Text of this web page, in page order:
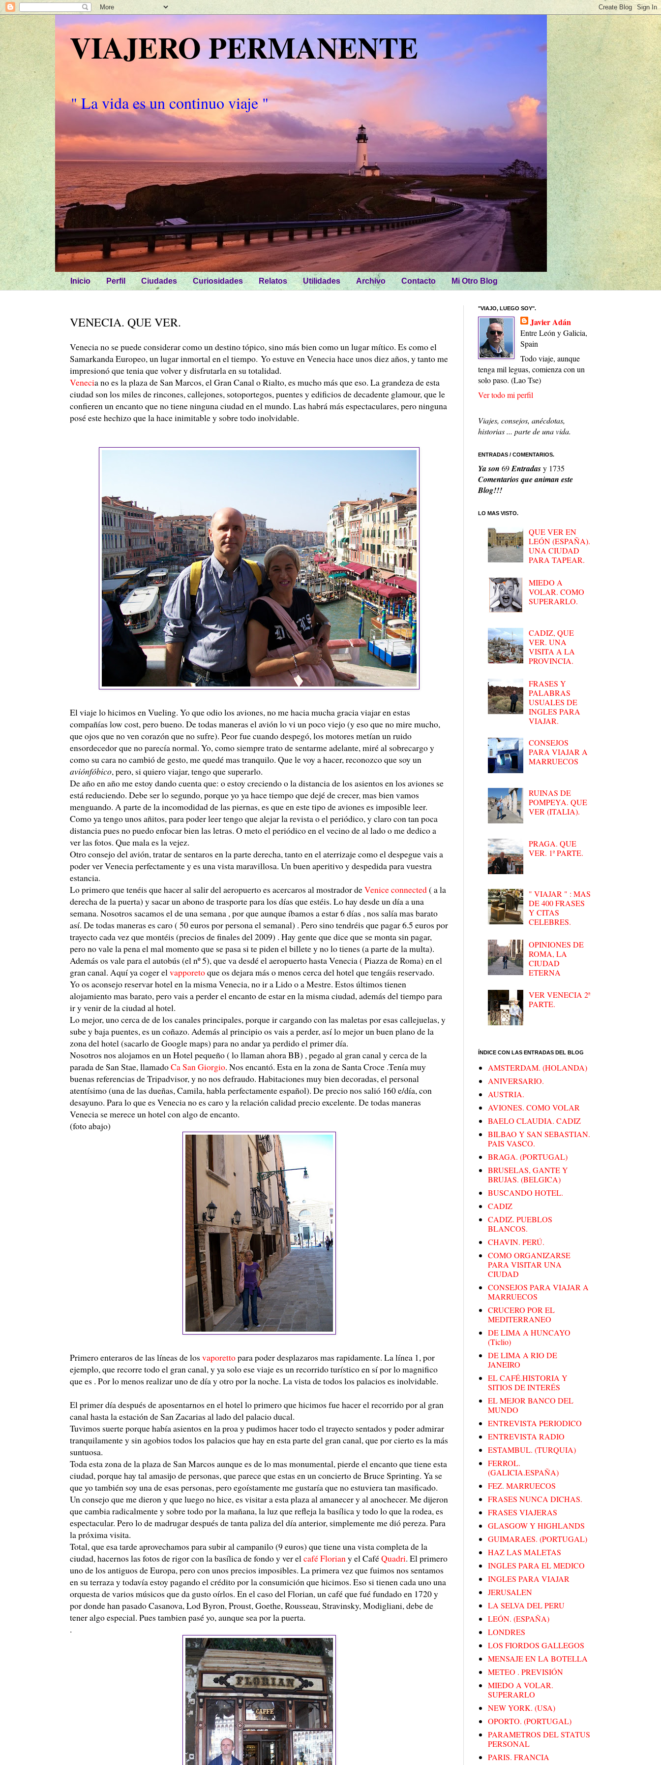
VIAJERO PERMANENTE
" La vida es un continuo viaje "
Inicio Perfil Ciudades Curiosidades Relatos Utilidades Archivo Contacto Mi Otro Blog
VENECIA. QUE VER.
Venecia no se puede considerar como un destino tópico, sino más bien como un lugar mítico. Es como el
Samarkanda Europeo, un lugar inmortal en el tiempo. Yo estuve en Venecia hace unos diez años, y tanto me
impresionó que tenia que volver y disfrutarla en su totalidad.
Venecia no es la plaza de San Marcos, el Gran Canal o Rialto, es mucho más que eso. La grandeza de esta
ciudad son los miles de rincones, callejones, sotoportegos, puentes y edificios de decadente glamour, que le
confieren un encanto que no tiene ninguna ciudad en el mundo. Las habrá más espectaculares, pero ninguna
posé este hechizo que la hace inimitable y sobre todo inolvidable.
El viaje lo hicimos en Vueling. Yo que odio los aviones, no me hacia mucha gracia viajar en estas
compañías low cost, pero bueno. De todas maneras el avión lo vi un poco viejo (y eso que no mire mucho,
que ojos que no ven corazón que no sufre). Peor fue cuando despegó, los motores metían un ruido
ensordecedor que no parecía normal. Yo, como siempre trato de sentarme adelante, miré al sobrecargo y
como su cara no cambió de gesto, me quedé mas tranquilo. Que le voy a hacer, reconozco que soy un
aviónfóbico, pero, si quiero viajar, tengo que superarlo.
De año en año me estoy dando cuenta que: o estoy creciendo o la distancia de los asientos en los aviones se
está reduciendo. Debe ser lo segundo, porque yo ya hace tiempo que dejé de crecer, mas bien vamos
menguando. A parte de la incomodidad de las piernas, es que en este tipo de aviones es imposible leer.
Como ya tengo unos añitos, para poder leer tengo que alejar la revista o el periódico, y claro con tan poca
distancia pues no puedo enfocar bien las letras. O meto el periódico en el vecino de al lado o me dedico a
ver las fotos. Que mala es la vejez.
Otro consejo del avión, tratar de sentaros en la parte derecha, tanto en el aterrizaje como el despegue vais a
poder ver Venecia perfectamente y es una vista maravillosa. Un buen aperitivo y despedida para vuestra
estancia.
Lo primero que tenéis que hacer al salir del aeropuerto es acercaros al mostrador deVenice connected( a la
derecha de la puerta) y sacar un abono de trasporte para los días que estéis. Lo hay desde un día a una
semana. Nosotros sacamos el de una semana , por que aunque íbamos a estar 6 días , nos salía mas barato
así. De todas maneras es caro ( 50 euros por persona el semanal) . Pero sino tendréis que pagar 6.5 euros por
trayecto cada vez que montéis (precios de finales del 2009) . Hay gente que dice que se monta sin pagar,
pero no vale la pena el mal momento que se pasa si te piden el billete y no lo tienes (a parte de la multa).
Además os vale para el autobús (el nº 5), que va desdé el aeropuerto hasta Venecia ( Piazza de Roma) en el
gran canal. Aquí ya coger el vapporetoque os dejara más o menos cerca del hotel que tengáis reservado.
Yo os aconsejo reservar hotel en la misma Venecia, no ir a Lido o a Mestre. Estos últimos tienen
alojamiento mas barato, pero vais a perder el encanto de estar en la misma ciudad, además del tiempo para
ir y venir de la ciudad al hotel.
Lo mejor, uno cerca de de los canales principales, porque ir cargando con las maletas por esas callejuelas, y
sube y baja puentes, es un coñazo. Además al principio os vais a perder, así lo mejor un buen plano de la
zona del hotel (sacarlo de Google maps) para no andar ya perdido el primer día.
Nosotros nos alojamos en un Hotel pequeño ( lo llaman ahora BB) , pegado al gran canal y cerca de la
parada de San Stae, llamadoCa San Giorgio. Nos encantó. Esta en la zona de Santa Croce .Tenía muy
buenas referencias de Tripadvisor, y no nos defraudo. Habitaciones muy bien decoradas, el personal
atentísimo (una de las dueñas, Camila, habla perfectamente español). De precio nos salió 160 e/día, con
desayuno. Para lo que es Venecia no es caro y la relación calidad precio excelente. De todas maneras
Venecia se merece un hotel con algo de encanto.
(foto abajo)
Primero enteraros de las líneas de los vaporettopara poder desplazaros mas rapidamente. La línea 1, por
ejemplo, que recorre todo el gran canal, y ya solo ese viaje es un recorrido turístico en sí por lo magnifico
que es . Por lo menos realizar uno de día y otro por la noche. La vista de todos los palacios es inolvidable.
El primer día después de aposentarnos en el hotel lo primero que hicimos fue hacer el recorrido por al gran
canal hasta la estación de San Zacarias al lado del palacio ducal.
Tuvimos suerte porque había asientos en la proa y pudimos hacer todo el trayecto sentados y poder admirar
tranquilamente y sin agobios todos los palacios que hay en esta parte del gran canal, que por cierto es la más
suntuosa.
Toda esta zona de la plaza de San Marcos aunque es de lo mas monumental, pierde el encanto que tiene esta
ciudad, porque hay tal amasijo de personas, que parece que estas en un concierto de Bruce Sprinting. Ya se
que yo también soy una de esas personas, pero egoístamente me gustaría que no estuviera tan masificado.
Un consejo que me dieron y que luego no hice, es visitar a esta plaza al amanecer y al anochecer. Me dijeron
que cambia radicalmente y sobre todo por la mañana, la luz que refleja la basílica y todo lo que la rodea, es
espectacular. Pero lo de madrugar después de tanta paliza del día anterior, simplemente me dió pereza. Para
la próxima visita.
Total, que esa tarde aprovechamos para subir al campanilo (9 euros) que tiene una vista completa de la
ciudad, hacernos las fotos de rigor con la basílica de fondo y ver el café Florian y el CaféQuadri. El primero
uno de los antiguos de Europa, pero con unos precios imposibles. La primera vez que fuimos nos sentamos
en su terraza y todavía estoy pagando el crédito por la consumición que hicimos. Eso si tienen cada uno una
orquesta de varios músicos que da gusto oírlos. En el caso del Florian, un café que fué fundado en 1720 y
por donde han pasado Casanova, Lod Byron, Proust, Goethe, Rousseau, Stravinsky, Modigliani, debe de
tener algo especial. Pues tambien pasé yo, aunque sea por la puerta.
.
"VIAJO, LUEGO SOY".
Javier Adán
Entre León y Galicia,
Spain
Todo viaje, aunque
tenga mil leguas, comienza con un
solo paso. (Lao Tse)
Ver todo mi perfil
Viajes, consejos, anécdotas,
historias ... parte de una vida.
ENTRADAS / COMENTARIOS.
Ya son 69Entradasy 1735
Comentarios que animan este
Blog!!!
LO MAS VISTO.
QUE VER EN
LEÓN (ESPAÑA).
UNA CIUDAD
PARA TAPEAR.
MIEDO A
VOLAR. COMO
SUPERARLO.
CADIZ, QUE
VER. UNA
VISITA A LA
PROVINCIA.
FRASES Y
PALABRAS
USUALES DE
INGLES PARA
VIAJAR.
CONSEJOS
PARA VIAJAR A
MARRUECOS
RUINAS DE
POMPEYA. QUE
VER (ITALIA).
PRAGA. QUE
VER. 1ª PARTE.
" VIAJAR " : MAS
DE 400 FRASES
Y CITAS
CELEBRES.
OPINIONES DE
ROMA, LA
CIUDAD
ETERNA
VER VENECIA 2ª
PARTE.
ÍNDICE CON LAS ENTRADAS DEL BLOG
AMSTERDAM. (HOLANDA)
ANIVERSARIO.
AUSTRIA.
AVIONES. COMO VOLAR
BAELO CLAUDIA. CADIZ
BILBAO Y SAN SEBASTIAN.
PAIS VASCO.
BRAGA. (PORTUGAL)
BRUSELAS, GANTE Y
BRUJAS. (BELGICA)
BUSCANDO HOTEL.
CADIZ
CADIZ. PUEBLOS
BLANCOS.
CHAVIN. PERÚ.
COMO ORGANIZARSE
PARA VISITAR UNA
CIUDAD
CONSEJOS PARA VIAJAR A
MARRUECOS
CRUCERO POR EL
MEDITERRANEO
DE LIMA A HUNCAYO
(Ticlio)
DE LIMA A RIO DE
JANEIRO
EL CAFÉ.HISTORIA Y
SITIOS DE INTERÉS
EL MEJOR BANCO DEL
MUNDO
ENTREVISTA PERIODICO
ENTREVISTA RADIO
ESTAMBUL. (TURQUIA)
FERROL.
(GALICIA.ESPAÑA)
FEZ. MARRUECOS
FRASES NUNCA DICHAS.
FRASES VIAJERAS
GLASGOW Y HIGHLANDS
GUIMARAES. (PORTUGAL)
HAZ LAS MALETAS
INGLES PARA EL MEDICO
INGLES PARA VIAJAR
JERUSALEN
LA SELVA DEL PERU
LEÓN. (ESPAÑA)
LONDRES
LOS FIORDOS GALLEGOS
MENSAJE EN LA BOTELLA
METEO . PREVISIÓN
MIEDO A VOLAR.
SUPERARLO
NEW YORK. (USA)
OPORTO. (PORTUGAL)
PARAMETROS DEL STATUS
PERSONAL
PARIS. FRANCIA